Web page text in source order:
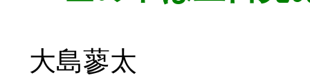
大島蓼太